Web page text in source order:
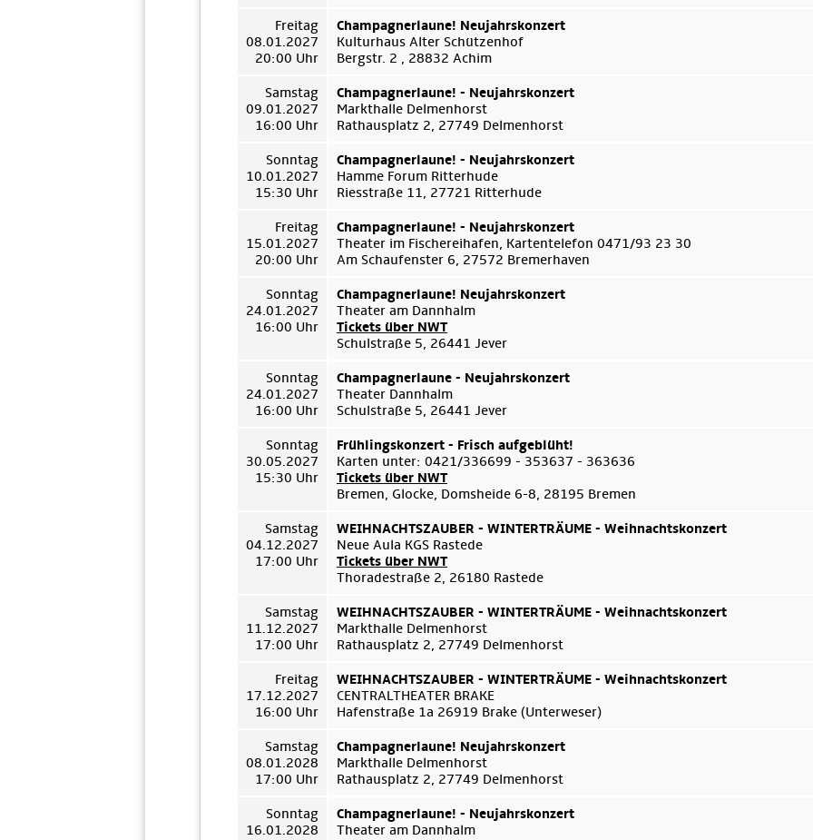
Freitag
08.01.2027
20:00 Uhr
Champagnerlaune! Neujahrskonzert
Kulturhaus Alter Schützenhof
Bergstr. 2 , 28832 Achim
Samstag
09.01.2027
16:00 Uhr
Champagnerlaune! - Neujahrskonzert
Markthalle Delmenhorst
Rathausplatz 2, 27749 Delmenhorst
Sonntag
10.01.2027
15:30 Uhr
Champagnerlaune! - Neujahrskonzert
Hamme Forum Ritterhude
Riesstraße 11, 27721 Ritterhude
Freitag
15.01.2027
20:00 Uhr
Champagnerlaune! - Neujahrskonzert
Theater im Fischereihafen, Kartentelefon 0471/93 23 30
Am Schaufenster 6, 27572 Bremerhaven
Sonntag
24.01.2027
16:00 Uhr
Champagnerlaune! Neujahrskonzert
Theater am Dannhalm
Tickets über NWT
Schulstraße 5, 26441 Jever
Sonntag
24.01.2027
16:00 Uhr
Champagnerlaune - Neujahrskonzert
Theater Dannhalm
Schulstraße 5, 26441 Jever
Sonntag
30.05.2027
15:30 Uhr
Frühlingskonzert - Frisch aufgeblüht!
Karten unter: 0421/336699 - 353637 - 363636
Tickets über NWT
Bremen, Glocke, Domsheide 6-8, 28195 Bremen
Samstag
04.12.2027
17:00 Uhr
WEIHNACHTSZAUBER - WINTERTRÄUME - Weihnachtskonzert
Neue Aula KGS Rastede
Tickets über NWT
Thoradestraße 2, 26180 Rastede
Samstag
11.12.2027
17:00 Uhr
WEIHNACHTSZAUBER - WINTERTRÄUME - Weihnachtskonzert
Markthalle Delmenhorst
Rathausplatz 2, 27749 Delmenhorst
Freitag
17.12.2027
16:00 Uhr
WEIHNACHTSZAUBER - WINTERTRÄUME - Weihnachtskonzert
CENTRALTHEATER BRAKE
Hafenstraße 1a 26919 Brake (Unterweser)
Samstag
08.01.2028
17:00 Uhr
Champagnerlaune! Neujahrskonzert
Markthalle Delmenhorst
Rathausplatz 2, 27749 Delmenhorst
Sonntag
16.01.2028
Champagnerlaune! - Neujahrskonzert
Theater am Dannhalm